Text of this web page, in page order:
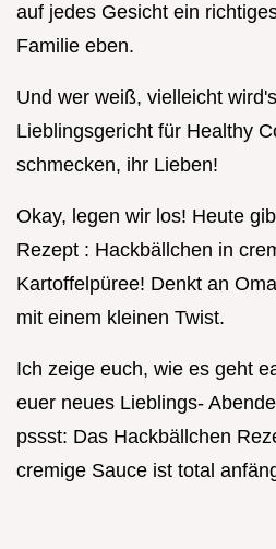
auf jedes Gesicht ein
Familie eben.
Und wer weiß, vielleicht
Lieblingsgericht für Healthy
schmecken, ihr Lieben!
Okay, legen wir los! Heute
Rezept : Hackbällchen in
Kartoffelpüree! Denkt an
mit einem kleinen Twist.
Ich zeige euch, wie es geht
euer neues Lieblings-
pssst: Das Hackbällchen
cremige Sauce ist total